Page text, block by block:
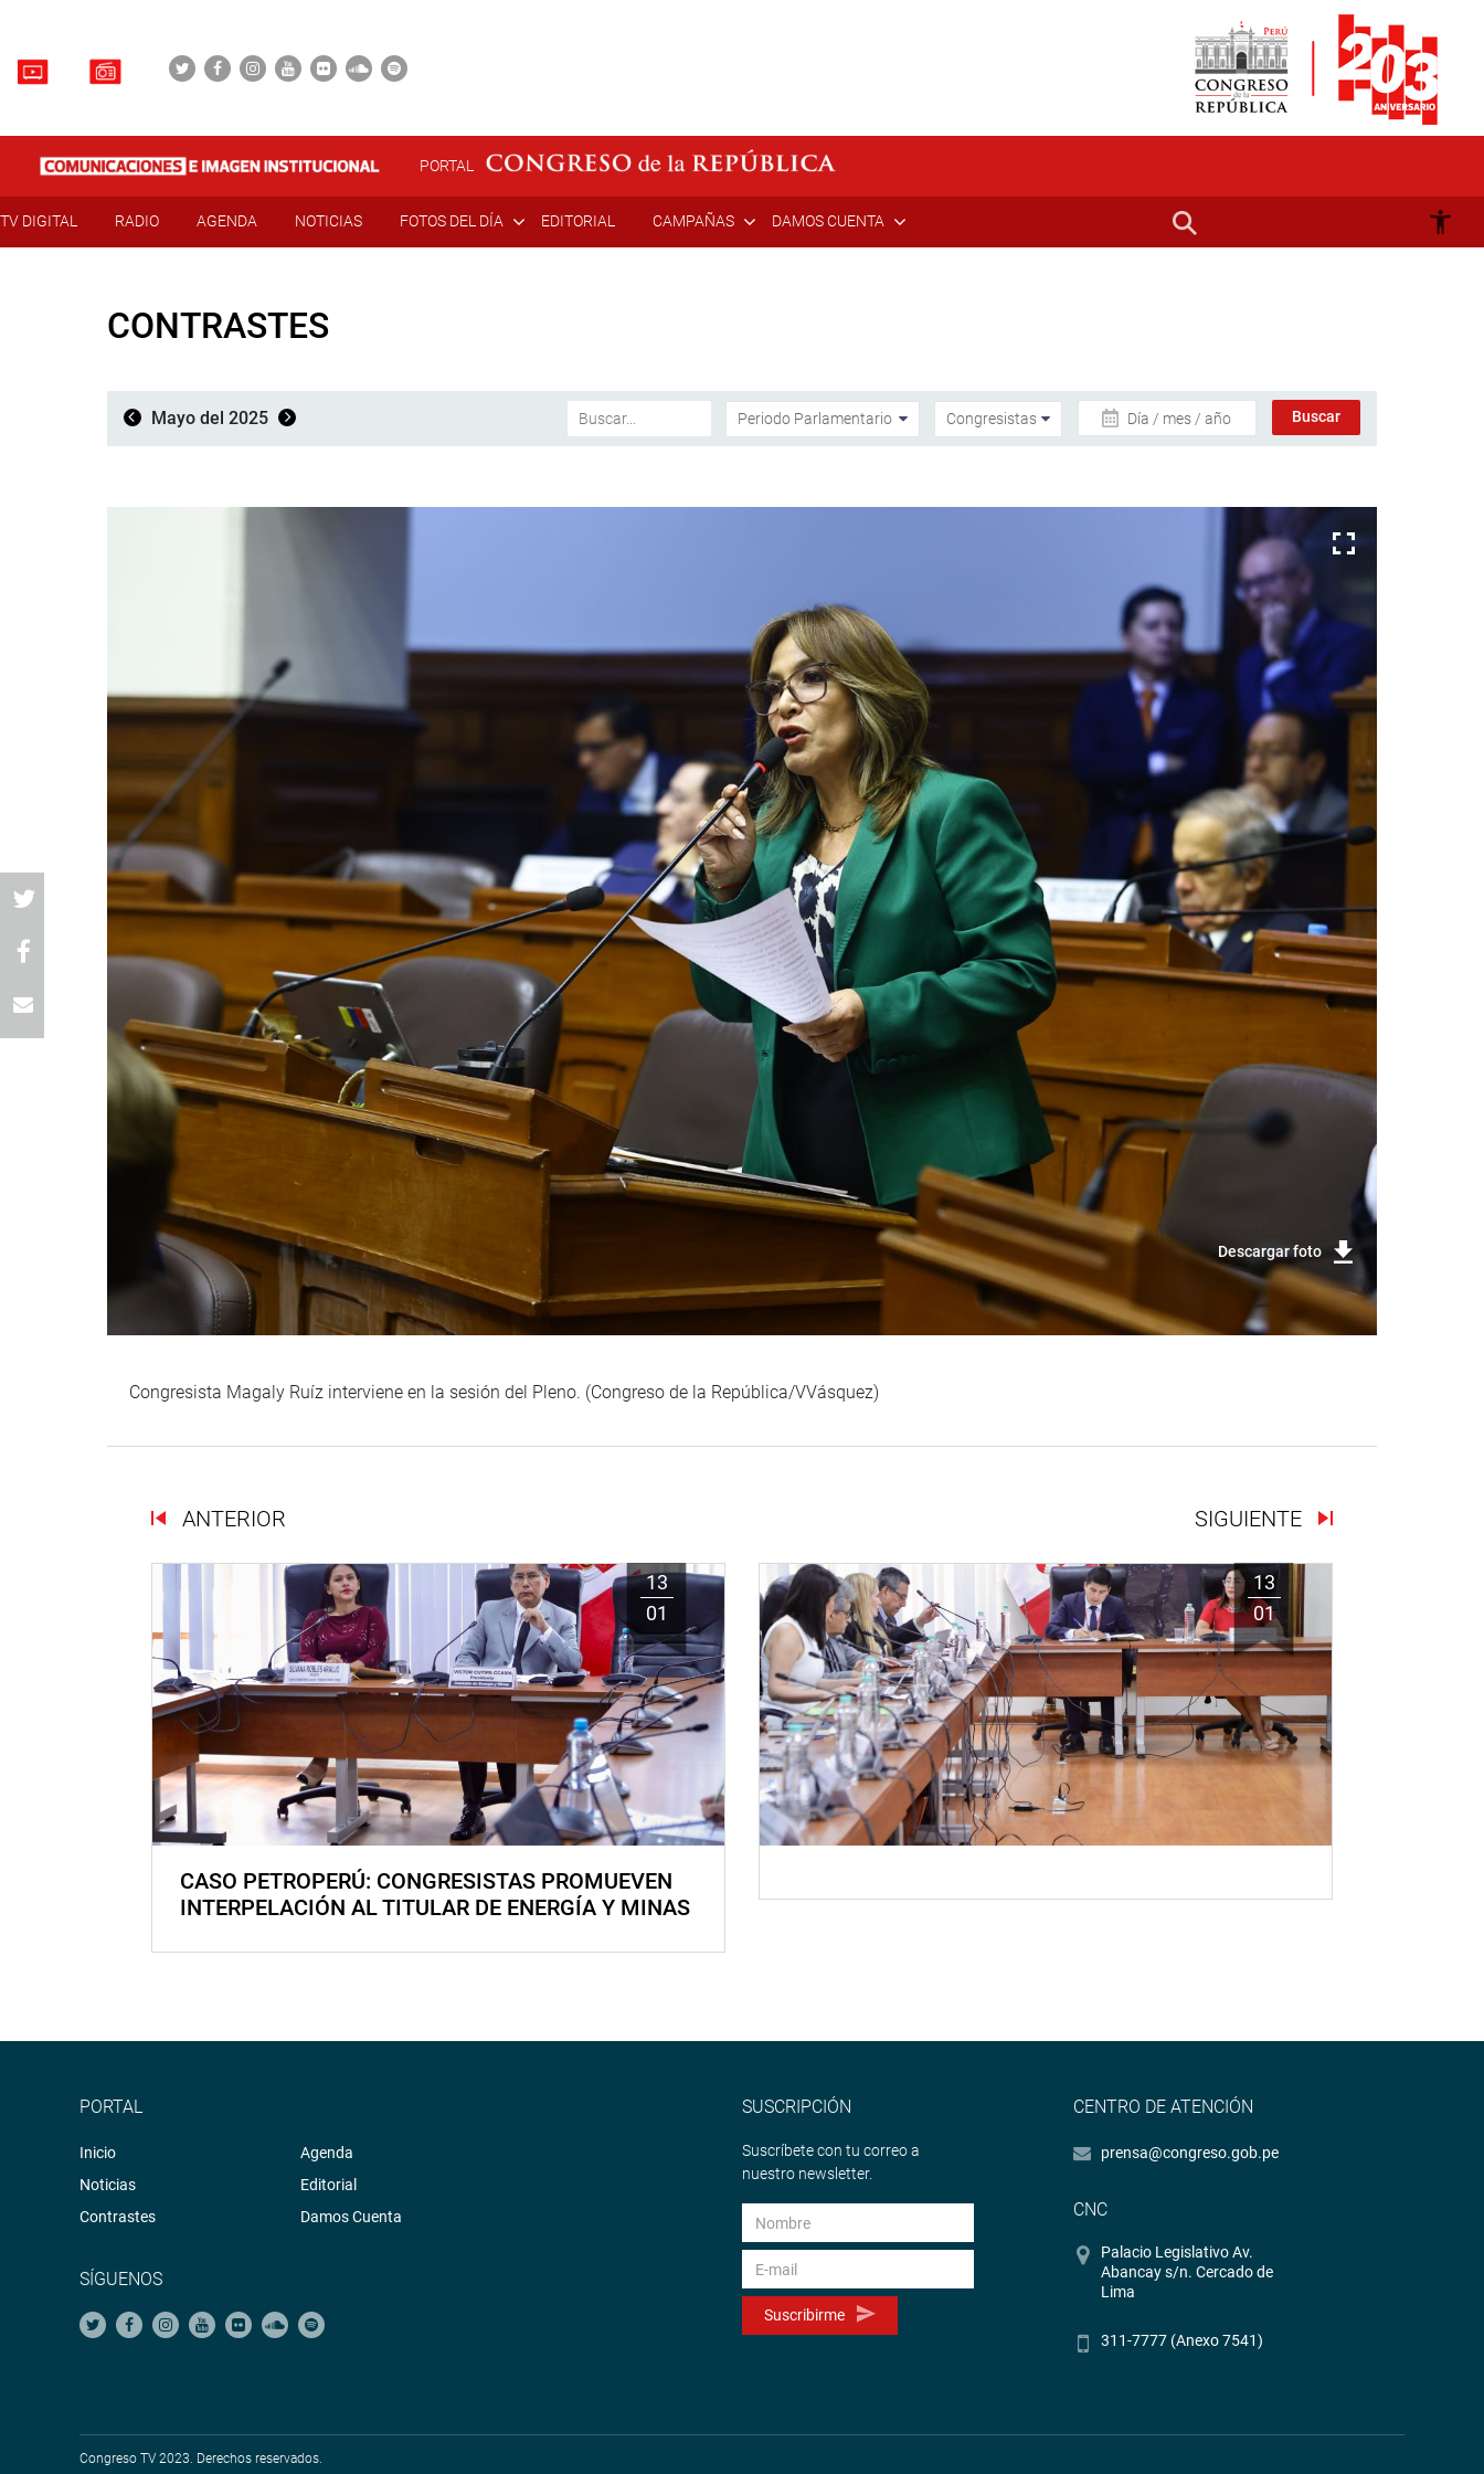
PORTAL
TV DIGITAL RADIO AGENDA NOTICIAS FOTOS DEL DÍA EDITORIAL CAMPAÑAS DAMOS CUENTA
CONTRASTES
Mayo del 2025 Día / mes / año
Descargar foto
Congresista Magaly Ruíz interviene en la sesión del Pleno. (Congreso de la República/VVásquez)
ANTERIOR SIGUIENTE
13
01
CASO PETROPERÚ: CONGRESISTAS PROMUEVEN
INTERPELACIÓN AL TITULAR DE ENERGÍA Y MINAS
13
01
PORTAL
Inicio
Noticias
Contrastes
Agenda
Editorial
Damos Cuenta
SÍGUENOS
SUSCRIPCIÓN
Suscríbete con tu correo a
nuestro newsletter.
Suscribirme
CENTRO DE ATENCIÓN
prensa@congreso.gob.pe
CNC
Palacio Legislativo Av.
Abancay s/n. Cercado de
Lima
311-7777 (Anexo 7541)
Congreso TV 2023. Derechos reservados.